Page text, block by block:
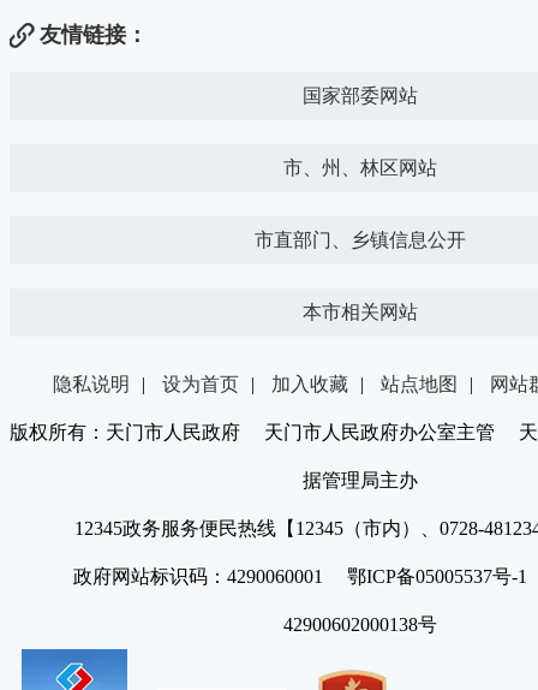
友情链接：
国家部委网站
市、州、林区网站
市直部门、乡镇信息公开
本市相关网站
隐私说明 | 设为首页 | 加入收藏 | 站点地图 | 网站
版权所有：天门市人民政府 天门市人民政府办公室主管 天
据管理局主办
12345政务服务便民热线【12345（市内）、0728-
政府网站标识码：4290060001 鄂ICP备05005537号
42900602000138号